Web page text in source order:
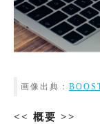
画像出典：
<< 概要 >>